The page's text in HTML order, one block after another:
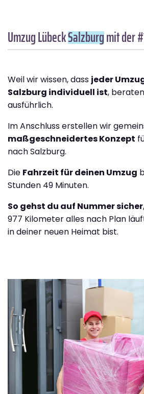
Umzug LübeckSalzburgmit der
Weil wir wissen, dass jeder
Salzburg individuell ist,
ausführlich.
Im Anschluss erstellen wir
maßgeschneidertes Konzept
nach Salzburg.
Die Fahrzeit für deinen Umzug
Stunden 49 Minuten.
So gehst du auf Nummer sicher
977 Kilometer alles nach Plan
in deiner neuen Heimat bist.